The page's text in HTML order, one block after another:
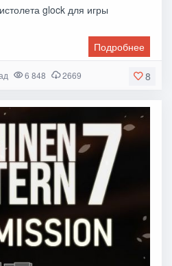
glock для игры
Подробнее
8
6 848 2669